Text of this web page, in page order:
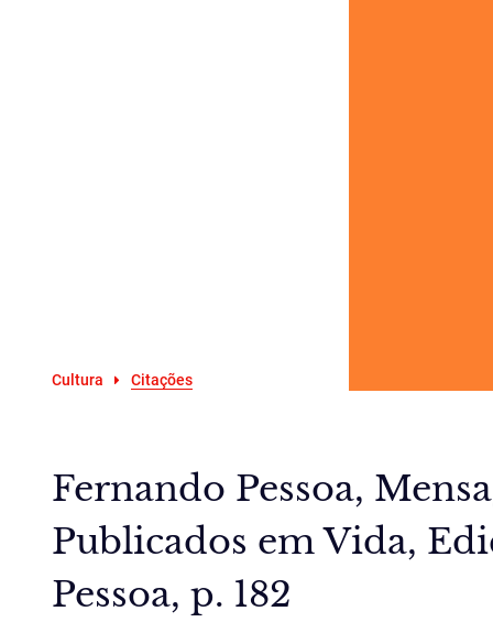
Cultura Citações
Fernando Pessoa,
Publicados em Vida,
Pessoa, p. 182